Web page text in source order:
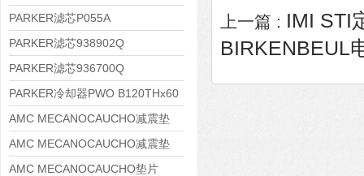
PARKER滤芯P055A
PARKER滤芯938902Q
PARKER滤芯936700Q
PARKER冷却器PWO B120THx60
AMC MECANOCAUCHO减震垫
138552
AMC MECANOCAUCHO减震垫
138551
AMC MECANOCAUCHO垫片
上一篇 : IMI STI
BIRKENBEUL